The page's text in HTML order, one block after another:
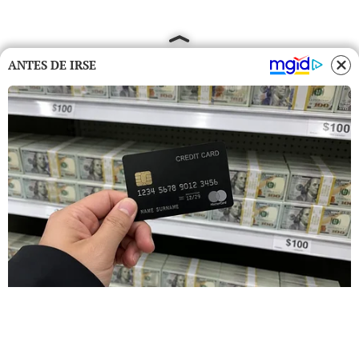
ANTES DE IRSE